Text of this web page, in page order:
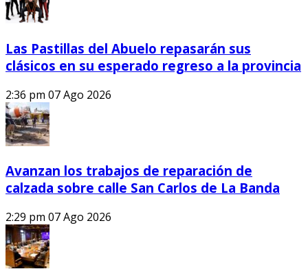
Las Pastillas del Abuelo repasarán sus
clásicos en su esperado regreso a la provincia
2:36 pm 07 Ago 2026
Avanzan los trabajos de reparación de
calzada sobre calle San Carlos de La Banda
2:29 pm 07 Ago 2026